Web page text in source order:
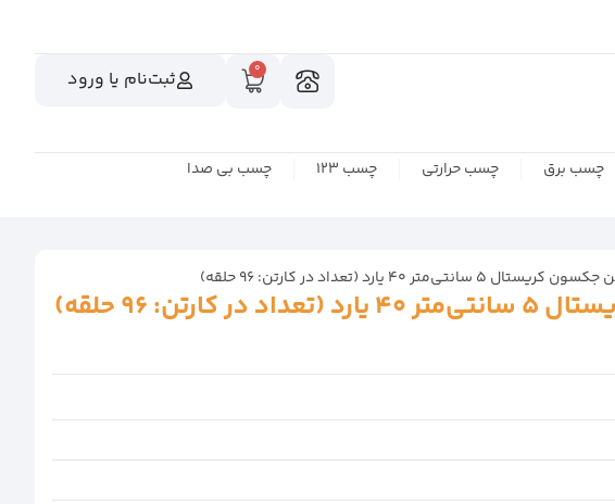
ثبت‌نام یا ورود 0
چسب برق چسب حرارتی چسب 123 چسب بی صدا
40 یارد (تعداد در کارتن: 96 حلقه)
96 حلقه)